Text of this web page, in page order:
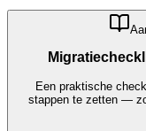
Een praktische
stappen te zetten —